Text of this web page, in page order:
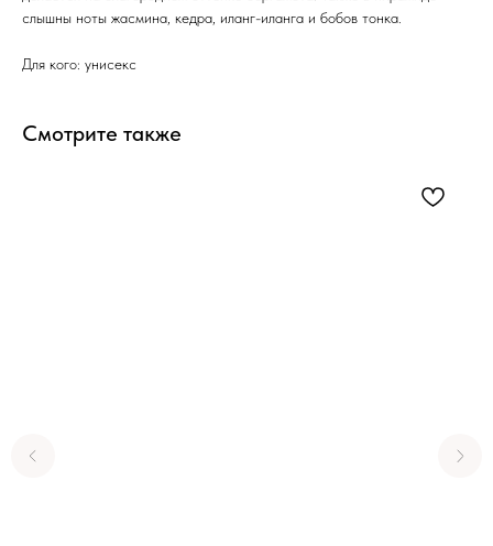
слышны ноты жасмина, кедра, иланг-иланга и бобов тонка.
Для кого: унисекс
Смотрите также